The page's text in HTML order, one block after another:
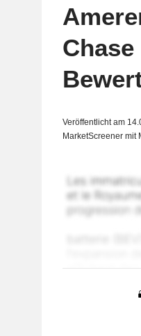
Veröffentlicht am
MarketScreener mit